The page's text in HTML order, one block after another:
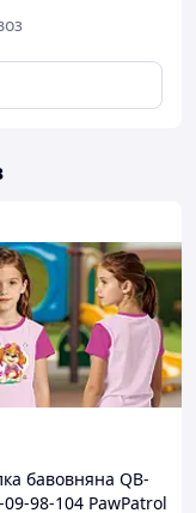
бавовняна QB-
09-98-104 PawPatrol